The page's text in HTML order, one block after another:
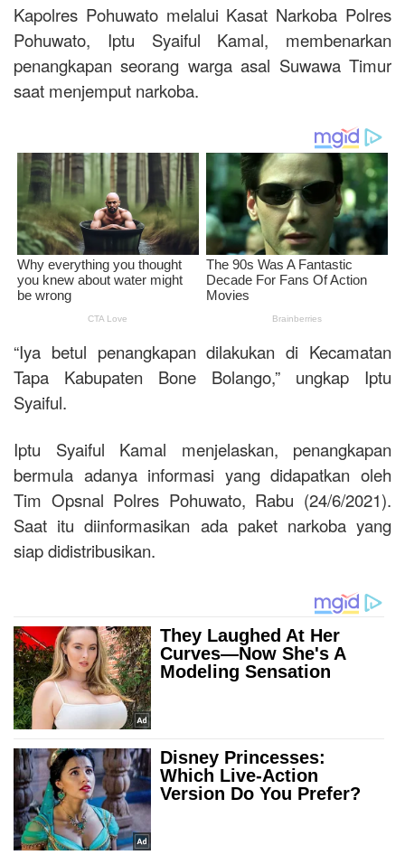
Kapolres Pohuwato melalui Kasat Narkoba Polres
Pohuwato, Iptu Syaiful Kamal, membenarkan
penangkapan seorang warga asal Suwawa Timur
saat menjemput narkoba.
“Iya betul penangkapan dilakukan di Kecamatan
Tapa Kabupaten Bone Bolango,” ungkap Iptu
Syaiful.
Iptu Syaiful Kamal menjelaskan, penangkapan
bermula adanya informasi yang didapatkan oleh
Tim Opsnal Polres Pohuwato, Rabu (24/6/2021).
Saat itu diinformasikan ada paket narkoba yang
siap didistribusikan.